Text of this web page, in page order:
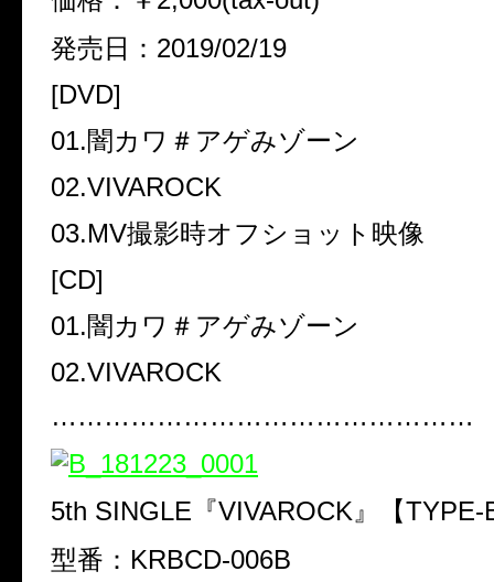
発売日：2019/02/19
[DVD]
01.闇カワ＃アゲみゾーン
02.VIVAROCK
03.MV撮影時オフショット映像
[CD]
01.闇カワ＃アゲみゾーン
02.VIVAROCK
…………………………………………
5th SINGLE『VIVAROCK』【TYPE-
型番：KRBCD-006B